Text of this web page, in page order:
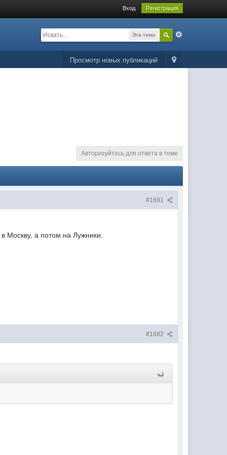
Вход Регистрация
Эта тема
Просмотр новых публикаций
Авторизуйтесь для ответа в теме
#1681
Москву, а потом на Лужники.
#1682